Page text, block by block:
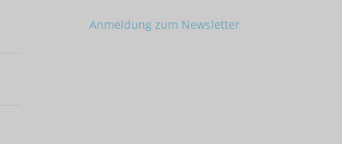
Anmeldung zum Newsletter